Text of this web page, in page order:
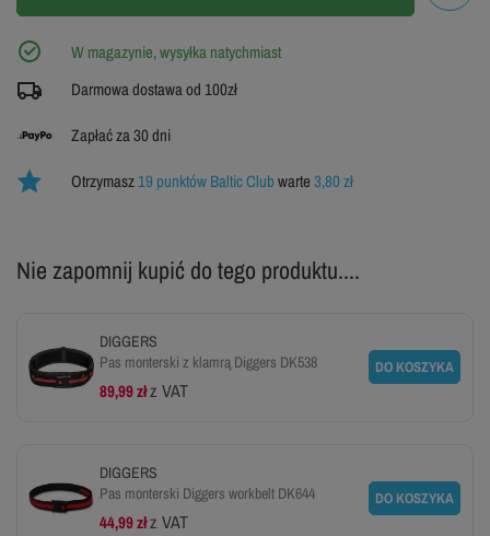
W magazynie, wysyłka natychmiast
Darmowa dostawa od 100zł
Zapłać za 30 dni
Otrzymasz19 punktów Baltic Clubwarte3,80 zł
Nie zapomnij kupić do tego produktu....
DIGGERS
Pas monterski z klamrą Diggers DK538
89,99 złz VAT
DO KOSZYKA
DIGGERS
Pas monterski Diggers workbelt DK644
44,99 złz VAT
DO KOSZYKA